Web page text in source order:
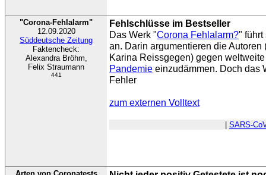
"Corona-Fehlalarm"
12.09.2020
Süddeutsche Zeitung
Faktencheck:
Alexandra Bröhm,
Felix Straumann
441
Fehlschlüsse im Bestseller
Das Werk "Corona Fehlalarm?" führt
an. Darin argumentieren die
Karina Reissgegen) gegen
Pandemie einzudämmen. Doch das
Fehler
zum externen Volltext
SARS-